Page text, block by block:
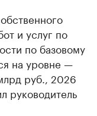
и услуг по
по базовому
на уровне —
руб., 2026
руководитель